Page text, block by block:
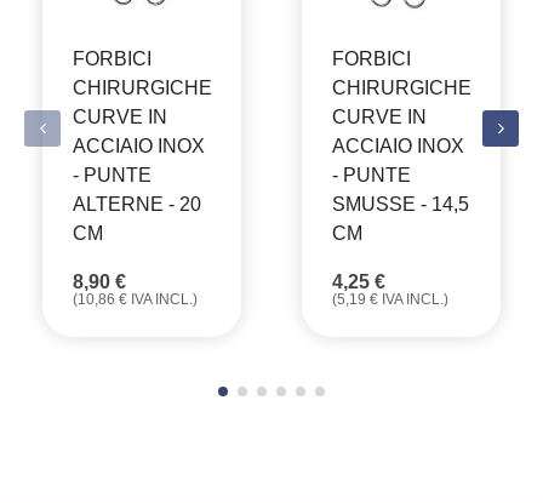
FORBICI
CHIRURGICHE
CURVE IN
ACCIAIO INOX
- PUNTE
ALTERNE - 20
CM
8,90 €
(10,86 € IVA INCL.)
FORBICI
CHIRURGICHE
CURVE IN
ACCIAIO INOX
- PUNTE
SMUSSE - 14,5
CM
4,25 €
(5,19 € IVA INCL.)